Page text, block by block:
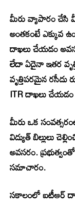
మీరు వ్యాపారం చేసి
అంతకంటే ఎక్కువ
దాఖలు చేయడం
లేదా ఏదైనా ఇతర
వృత్తిపరమైన రసీదు
ITR దాఖలు చేయడం
మీరు ఒక
విద్యుత్ బిల్లులు
అవసరం.
సమాచారం.
సకాలంలో ఐటీఆర్